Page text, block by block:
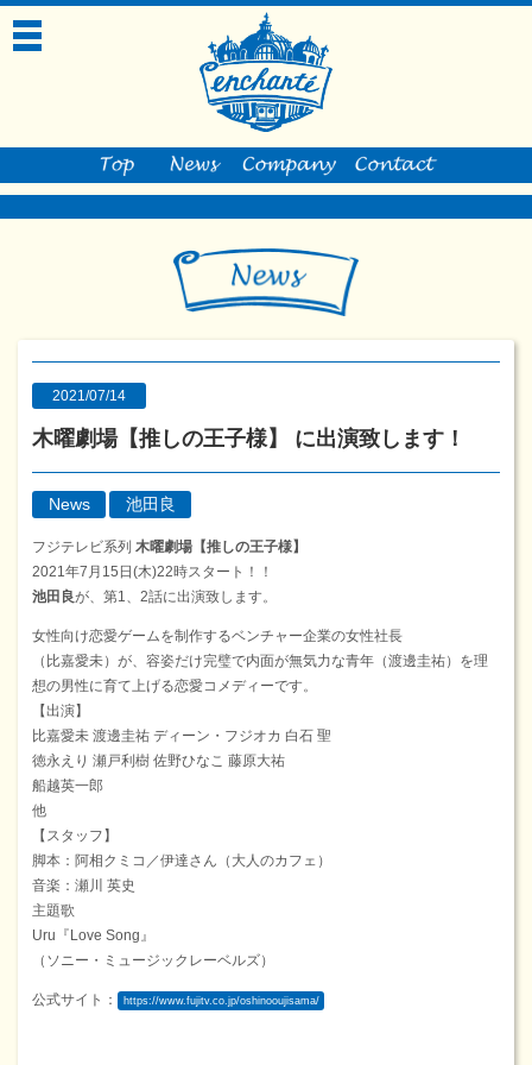
toggle
2021/07/14
木曜劇場【推しの王子様】 に出演致します！
News 池田良
フジテレビ系列 木曜劇場【推しの王子様】
2021年7月15日(木)22時スタート！！
池田良が、第1、2話に出演致します。
女性向け恋愛ゲームを制作するベンチャー企業の女性社長
（比嘉愛未）が、容姿だけ完璧で内面が無気力な青年（渡邊圭祐）を理
想の男性に育て上げる恋愛コメディーです。
【出演】
比嘉愛未 渡邊圭祐 ディーン・フジオカ 白石 聖
徳永えり 瀬戸利樹 佐野ひなこ 藤原大祐
船越英一郎
他
【スタッフ】
脚本：阿相クミコ／伊達さん（大人のカフェ）
音楽：瀬川 英史
主題歌
Uru『Love Song』
（ソニー・ミュージックレーベルズ）
公式サイト： https://www.fujitv.co.jp/oshinooujisama/